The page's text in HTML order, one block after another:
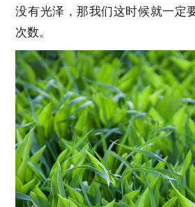
没有光泽，那我们这时候就一定
次数。